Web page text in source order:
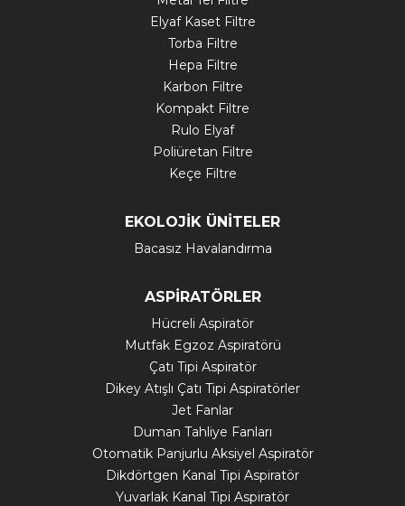
Elyaf Kaset Filtre
Torba Filtre
Hepa Filtre
Karbon Filtre
Kompakt Filtre
Rulo Elyaf
Poliüretan Filtre
Keçe Filtre
EKOLOJİK ÜNİTELER
Bacasız Havalandırma
ASPİRATÖRLER
Hücreli Aspiratör
Mutfak Egzoz Aspiratörü
Çatı Tipi Aspiratör
Dikey Atışlı Çatı Tipi Aspiratörler
Jet Fanlar
Duman Tahliye Fanları
Otomatik Panjurlu Aksiyel Aspiratör
Dikdörtgen Kanal Tipi Aspiratör
Yuvarlak Kanal Tipi Aspiratör